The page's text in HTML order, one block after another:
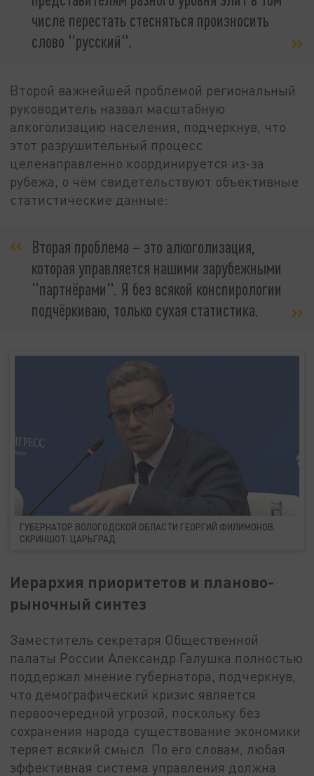
числе перестать стесняться произносить
слово "русский".
Второй важнейшей проблемой региональный
руководитель назвал масштабную
алкоголизацию населения, подчеркнув, что
этот разрушительный процесс
целенаправленно координируется из-за
рубежа, о чём свидетельствуют объективные
статистические данные:
Вторая проблема – это алкоголизация,
которая управляется нашими зарубежными
"партнёрами". Я без всякой конспирологии
подчёркиваю, только сухая статистика.
ГУБЕРНАТОР ВОЛОГОДСКОЙ ОБЛАСТИ ГЕОРГИЙ ФИЛИМОНОВ.
СКРИНШОТ: ЦАРЬГРАД
Иерархия приоритетов и планово-
рыночный синтез
Заместитель секретаря Общественной
палаты России Александр Галушка полностью
поддержал мнение губернатора, подчеркнув,
что демографический кризис является
первоочередной угрозой, поскольку без
сохранения народа существование экономики
теряет всякий смысл. По его словам, любая
эффективная система управления должна